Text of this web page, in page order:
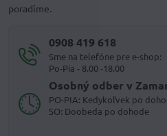
poradíme.
0908 419 618
Sme na telefóne pre e-shop:
Po-Pia - 8.00 -18.00
Osobný odber v
PO-PIA: Kedykoľvek po
SO: Doobeda po dohode